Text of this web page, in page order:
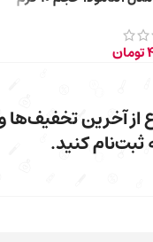
تومان
از آخرین تخفیف‌ها
ثبت‌نام کنید.